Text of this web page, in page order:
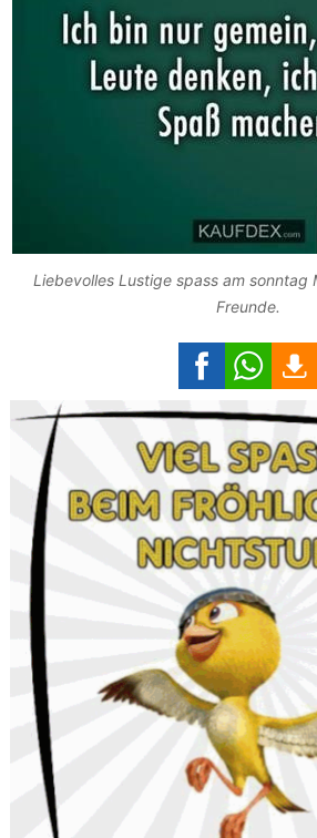
Liebevolles Lustige spass am sonntag
Freunde.